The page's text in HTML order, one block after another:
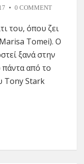
0 COMMENT
του, όπου ζει
Tomei). Ο
ξανά στην
από το
Tony Stark